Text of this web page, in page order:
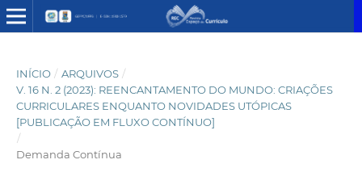
INÍCIO / ARQUIVOS /
V. 16 N. 2 (2023): REENCANTAMENTO DO MUNDO: CRIAÇÕES
CURRICULARES ENQUANTO NOVIDADES UTÓPICAS
[PUBLICAÇÃO EM FLUXO CONTÍNUO]
/
Demanda Contínua